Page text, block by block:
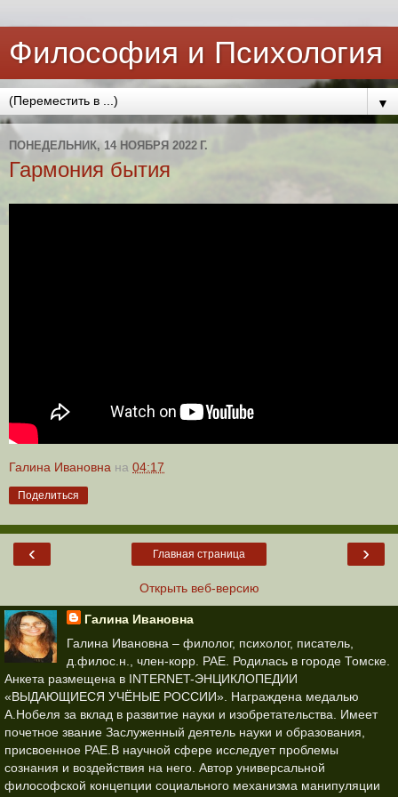
Философия и Психология
▼
ПОНЕДЕЛЬНИК, 14 НОЯБРЯ 2022 Г.
Гармония бытия
Галина Ивановна на 04:17
Поделиться
‹ ›
Главная страница
Открыть веб-версию
Галина Ивановна
Галина Ивановна – филолог, психолог, писатель,
д.филос.н., член-корр. РАЕ. Родилась в городе Томске.
Анкета размещена в INTERNET-ЭНЦИКЛОПЕДИИ
«ВЫДАЮЩИЕСЯ УЧЁНЫЕ РОССИИ». Награждена медалью
А.Нобеля за вклад в развитие науки и изобретательства. Имеет
почетное звание Заслуженный деятель науки и образования,
присвоенное РАЕ.В научной сфере исследует проблемы
сознания и воздействия на него. Автор универсальной
философской концепции социального механизма манипуляции